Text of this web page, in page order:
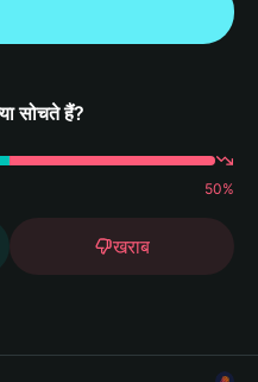
सोचते हैं?
50%
खराब